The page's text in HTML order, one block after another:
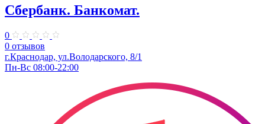
Сбербанк. Банкомат.
0
0 отзывов
​г.Краснодар, ул.​Володарского, 8/1
Пн-Вс 08:00-22:00